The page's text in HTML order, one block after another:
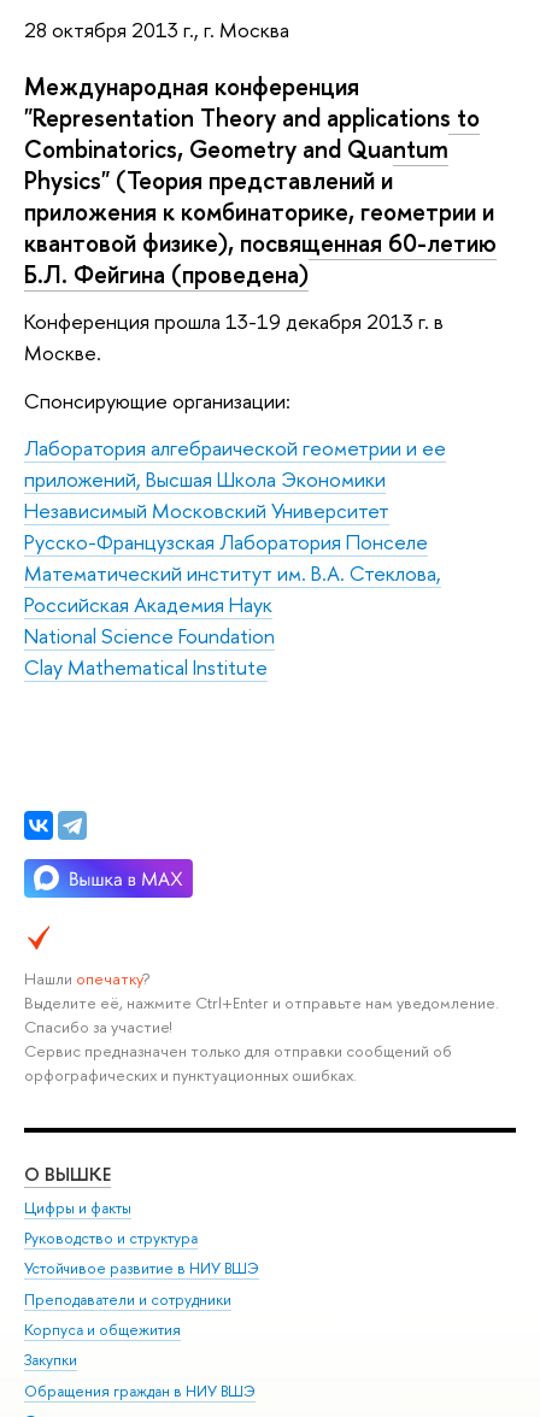
28 октября 2013 г., г. Москва
Международная конференция
"Representation Theory and applications to
Combinatorics, Geometry and Quantum
Physics" (Теория представлений и
приложения к комбинаторике, геометрии и
квантовой физике), посвященная 60-летию
Б.Л. Фейгина (проведена)
Конференция прошла 13-19 декабря 2013 г. в
Москве.
Спонсирующие организации:
Лаборатория алгебраической геометрии и ее
приложений, Высшая Школа Экономики
Независимый Московский Университет
Русско-Французская Лаборатория Понселе
Математический институт им. В.А. Стеклова,
Российская Академия Наук
National Science Foundation
Clay Mathematical Institute
Нашли опечатку?
Выделите её, нажмите Ctrl+Enter и отправьте нам уведомление.
Спасибо за участие!
Сервис предназначен только для отправки сообщений об
орфографических и пунктуационных ошибках.
О ВЫШКЕ
Цифры и факты
Руководство и структура
Устойчивое развитие в НИУ ВШЭ
Преподаватели и сотрудники
Корпуса и общежития
Закупки
Обращения граждан в НИУ ВШЭ